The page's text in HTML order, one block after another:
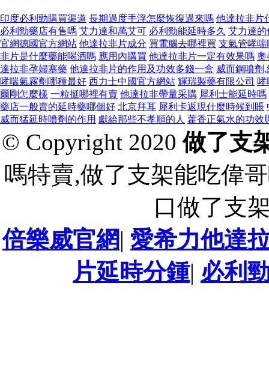
印度必利勁購買渠道 長期過度手浮怎麼恢復過來嗎 他達拉非片
必利勁藥店有售嗎 艾力達和萬艾可 必利勁能延時多久 艾力達的
官網德國官方網站 他達拉非片成分 買電腦去哪裡買 支氣管哮
非片是什麼藥能喝酒嗎 應用內購買 他達拉非片一定有效果嗎 奧
達拉非孕婦塞藥 他達拉非片的作用及功效多錢一盒 威而鋼噴劑
哮喘氣霧劑哪種最好 西力士中國官方網站 輝瑞製藥有限公司 哮
爾剛怎麼樣 一粒挺哪裡有賣 他達拉非帶量采購 犀利士能延時嗎
藥店一般賣的延時藥哪個好 北京拜耳 犀利卡返現什麼時候到賬
威而猛延時噴劑的作用 獻給那些不孝順的人 藿香正氣水的功效
© Copyright 2020做了支
嗎特賣,做了支架能吃偉
口做了支
倍樂威官網| 愛希力他達
片延時分鍾| 必利